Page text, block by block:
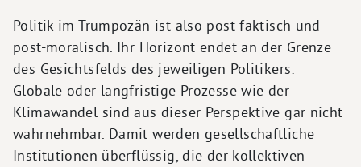
Politik im Trumpozän ist also post-faktisch und
post-moralisch. Ihr Horizont endet an der Grenze
des Gesichtsfelds des jeweiligen Politikers:
Globale oder langfristige Prozesse wie der
Klimawandel sind aus dieser Perspektive gar nicht
wahrnehmbar. Damit werden gesellschaftliche
Institutionen überflüssig, die der kollektiven